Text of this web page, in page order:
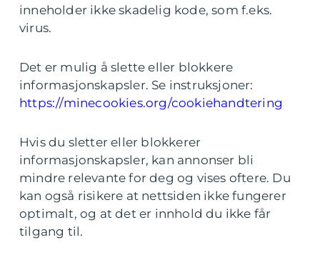
inneholder ikke skadelig kode, som f.eks.
virus.
Det er mulig å slette eller blokkere
informasjonskapsler. Se instruksjoner:
https://minecookies.org/cookiehandtering
Hvis du sletter eller blokkerer
informasjonskapsler, kan annonser bli
mindre relevante for deg og vises oftere. Du
kan også risikere at nettsiden ikke fungerer
optimalt, og at det er innhold du ikke får
tilgang til.